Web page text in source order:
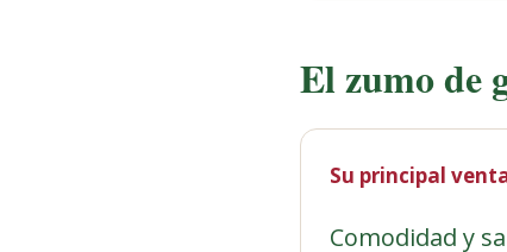
El zumo de
Su principal
Comodidad y